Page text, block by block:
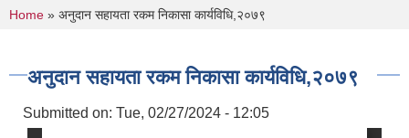
You are here
Home » अनुदान सहायता रकम निकासा कार्यविधि,२०७९
अनुदान सहायता रकम निकासा कार्यविधि,२०७९
Submitted on: Tue, 02/27/2024 - 12:05